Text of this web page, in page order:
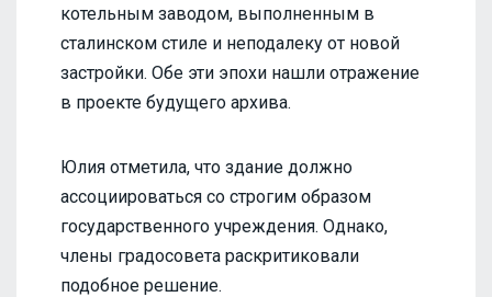
котельным заводом, выполненным в
сталинском стиле и неподалеку от новой
застройки. Обе эти эпохи нашли отражение
в проекте будущего архива.
Юлия отметила, что здание должно
ассоциироваться со строгим образом
государственного учреждения. Однако,
члены градосовета раскритиковали
подобное решение.